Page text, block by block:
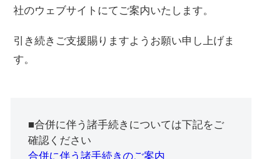
社のウェブサイトにてご案内いたします。
引き続きご支援賜りますようお願い申し上げま
す。
■合併に伴う諸手続きについては下記をご
確認ください
合併に伴う諸手続きのご案内